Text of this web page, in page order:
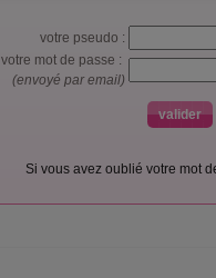
votre pseudo :
votre mot de passe :
(envoyé par email)
Si vous avez oublié votre mot